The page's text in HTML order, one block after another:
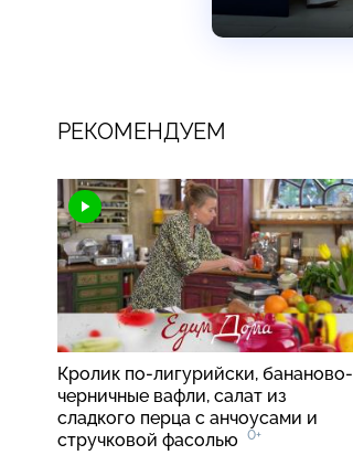
РЕКОМЕНДУЕМ
Кролик по-лигурийски, бананово-
черничные вафли, салат из
сладкого перца с анчоусами и
стручковой фасолью
0+